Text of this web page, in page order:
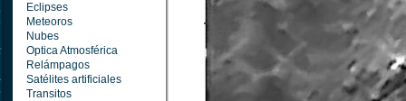
Eclipses
Meteoros
Nubes
Optica Atmosférica
Relámpagos
Satélites artificiales
Transitos